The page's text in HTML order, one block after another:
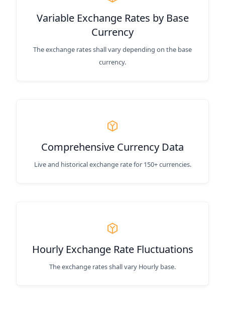
Variable Exchange Rates by Base
Currency
The exchange rates shall vary depending on the base
currency.
Comprehensive Currency Data
Live and historical exchange rate for 150+ currencies.
Hourly Exchange Rate Fluctuations
The exchange rates shall vary Hourly base.